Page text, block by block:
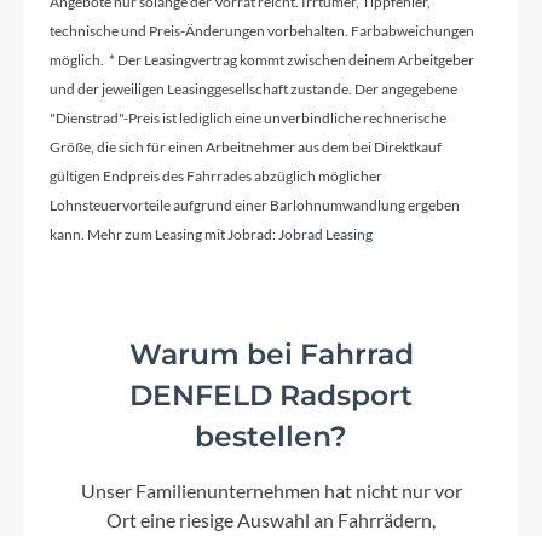
18 kg
Scheinwerfer
Flyer ONE HL-2, 100 Lux, mit automatischem
LED-Tagfahrlicht
V)
Gepäckträger
technische und Preis-Änderungen vorbehalten. Farbabweichungen
möglich. * Der Leasingvertrag kommt zwischen deinem Arbeitgeber
und der jeweiligen Leasinggesellschaft zustande. Der angegebene
"Dienstrad"-Preis ist lediglich eine unverbindliche rechnerische
Größe, die sich für einen Arbeitnehmer aus dem bei Direktkauf
gültigen Endpreis des Fahrrades abzüglich möglicher
Lohnsteuervorteile aufgrund einer Barlohnumwandlung ergeben
kann. Mehr zum Leasing mit Jobrad:Jobrad Leasing
Warum bei Fahrrad
DENFELD Radsport
bestellen?
Unser Familienunternehmen hat nicht nur vor
Ort eine riesige Auswahl an Fahrrädern,